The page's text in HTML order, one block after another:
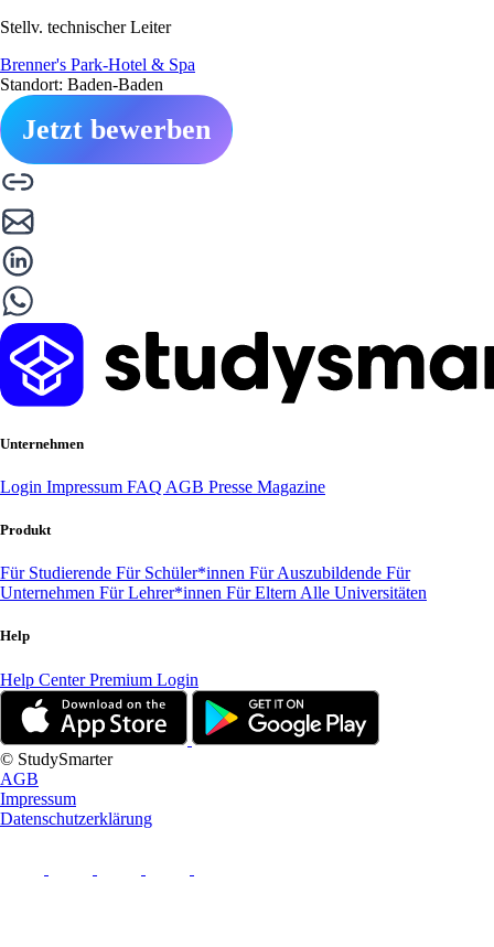
Stellv. technischer Leiter
Brenner's Park-Hotel & Spa
Standort: Baden-Baden
Jetzt bewerben
Unternehmen
Login Impressum FAQ AGB Presse Magazine
Produkt
Für Studierende Für Schüler*innen Für Auszubildende Für
Unternehmen Für Lehrer*innen Für Eltern Alle Universitäten
Help
Help CenterPremium Login
© StudySmarter
AGB
Impressum
Datenschutzerklärung